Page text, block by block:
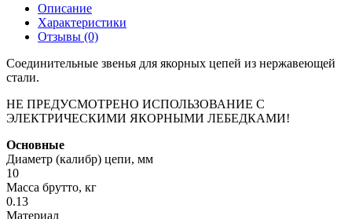
Описание
Характеристики
Отзывы (0)
Соединительные звенья для якорных цепей из нержавеющей
стали.
НЕ ПРЕДУСМОТРЕНО ИСПОЛЬЗОВАНИЕ С
ЭЛЕКТРИЧЕСКИМИ ЯКОРНЫМИ ЛЕБЕДКАМИ!
Основные
Диаметр (калибр) цепи, мм
10
Масса брутто, кг
0.13
Материал